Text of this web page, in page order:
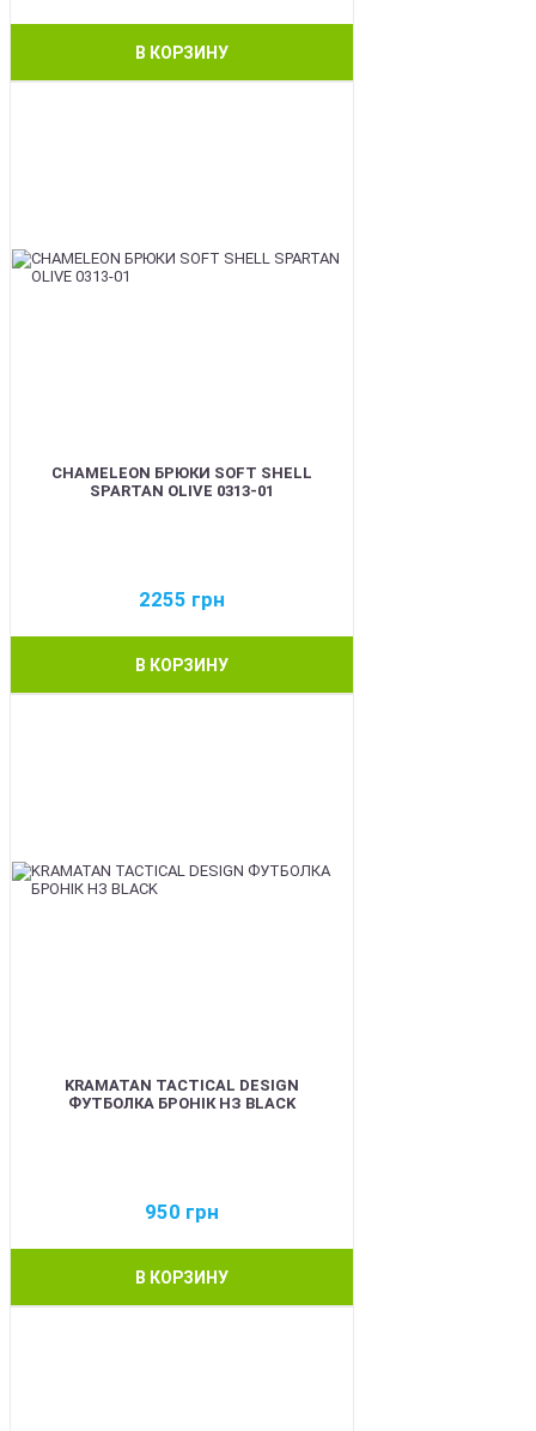
В КОРЗИНУ
CHAMELEON БРЮКИ SOFT SHELL
SPARTAN OLIVE 0313-01
2255 грн
В КОРЗИНУ
KRAMATAN TACTICAL DESIGN
ФУТБОЛКА БРОНІК НЗ BLACK
950 грн
В КОРЗИНУ